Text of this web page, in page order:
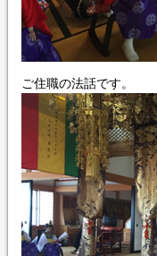
ご住職の法話です。